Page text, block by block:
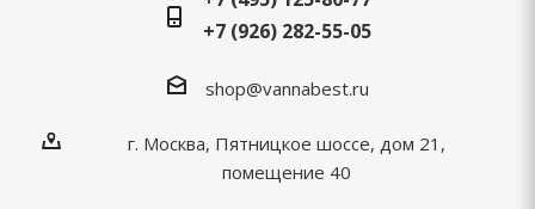
+7 (926) 282-55-05
shop@vannabest.ru
г. Москва, Пятницкое шоссе, дом 21,
помещение 40